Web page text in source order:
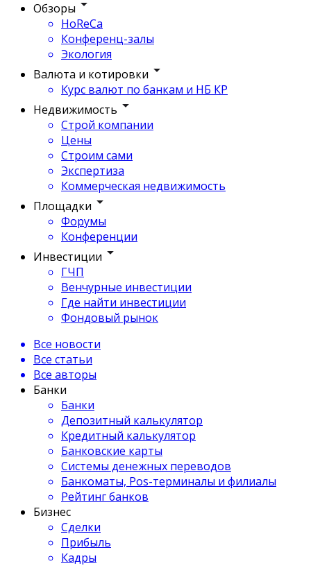
Обзоры
HoReCa
Конференц-залы
Экология
Валюта и котировки
Курс валют по банкам и НБ КР
Недвижимость
Строй компании
Цены
Строим сами
Экспертиза
Коммерческая недвижимость
Площадки
Форумы
Конференции
Инвестиции
ГЧП
Венчурные инвестиции
Где найти инвестиции
Фондовый рынок
Все новости
Все статьи
Все авторы
Банки
Банки
Депозитный калькулятор
Кредитный калькулятор
Банковские карты
Системы денежных переводов
Банкоматы, Pos-терминалы и филиалы
Рейтинг банков
Бизнес
Сделки
Прибыль
Кадры